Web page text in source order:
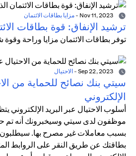
- مزايا بطاقات الائتمان
ترشيد الإنفاق: قوة بطاقات
توفر بطاقات الائتمان مزايا وراحة وقوة
- الاحتيال
سيتي بنك نصائح للحماية من
الإلكتروني
أسلوب الاحتيال عبر البريد الإلكتروني
موظفون لدى سيتي وسيخبرونك أنه تم
بسبب معاملات غير مصرح بها.
بطاقتك عن طريق النقر على الروابط